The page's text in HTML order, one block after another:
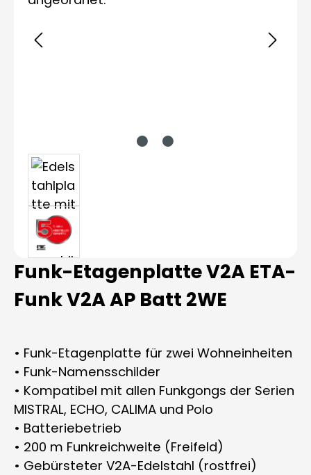
Funk-Etagenplatte V2A ETA-
Funk V2A AP Batt 2WE
• Funk-Etagenplatte für zwei Wohneinheiten
• Funk-Namensschilder
• Kompatibel mit allen Funkgongs der Serien
MISTRAL, ECHO, CALIMA und Polo
• Batteriebetrieb
• 200 m Funkreichweite (Freifeld)
• Gebürsteter V2A-Edelstahl (rostfrei)